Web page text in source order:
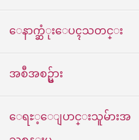
ေနာက္ဆံုးေပၚသတင္း
အစီအစဥ္မ်ား
ေရႊ့ေျပာင္းသူမ်ားအ